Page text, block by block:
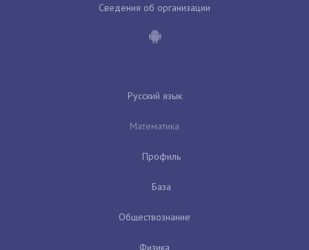
Сведения об организации
Русский язык
Математика
Профиль
База
Обществознание
Физика